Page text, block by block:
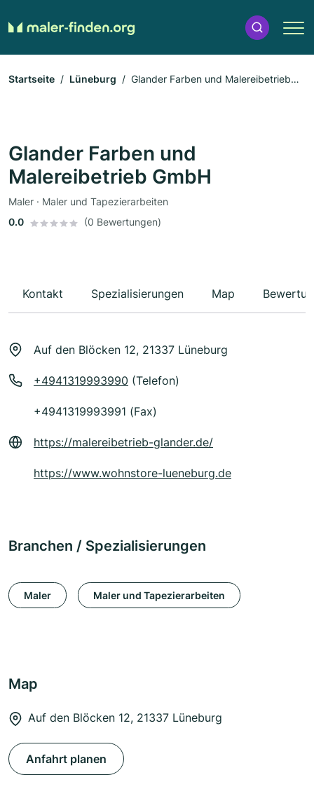
Startseite Lüneburg
Glander Farben und Malereibetrieb
Glander Farben und
Malereibetrieb GmbH
Maler · Maler und Tapezierarbeiten
0.0
(0 Bewertungen)
Kontakt Spezialisierungen Map
Auf den Blöcken 12, 21337 Lüneburg
+4941319993990 (Telefon)
+4941319993991 (Fax)
https://malereibetrieb-glander.de/
https://www.wohnstore-lueneburg.de
Branchen / Spezialisierungen
Maler Maler und Tapezierarbeiten
Map
Auf den Blöcken 12, 21337 Lüneburg
Anfahrt planen